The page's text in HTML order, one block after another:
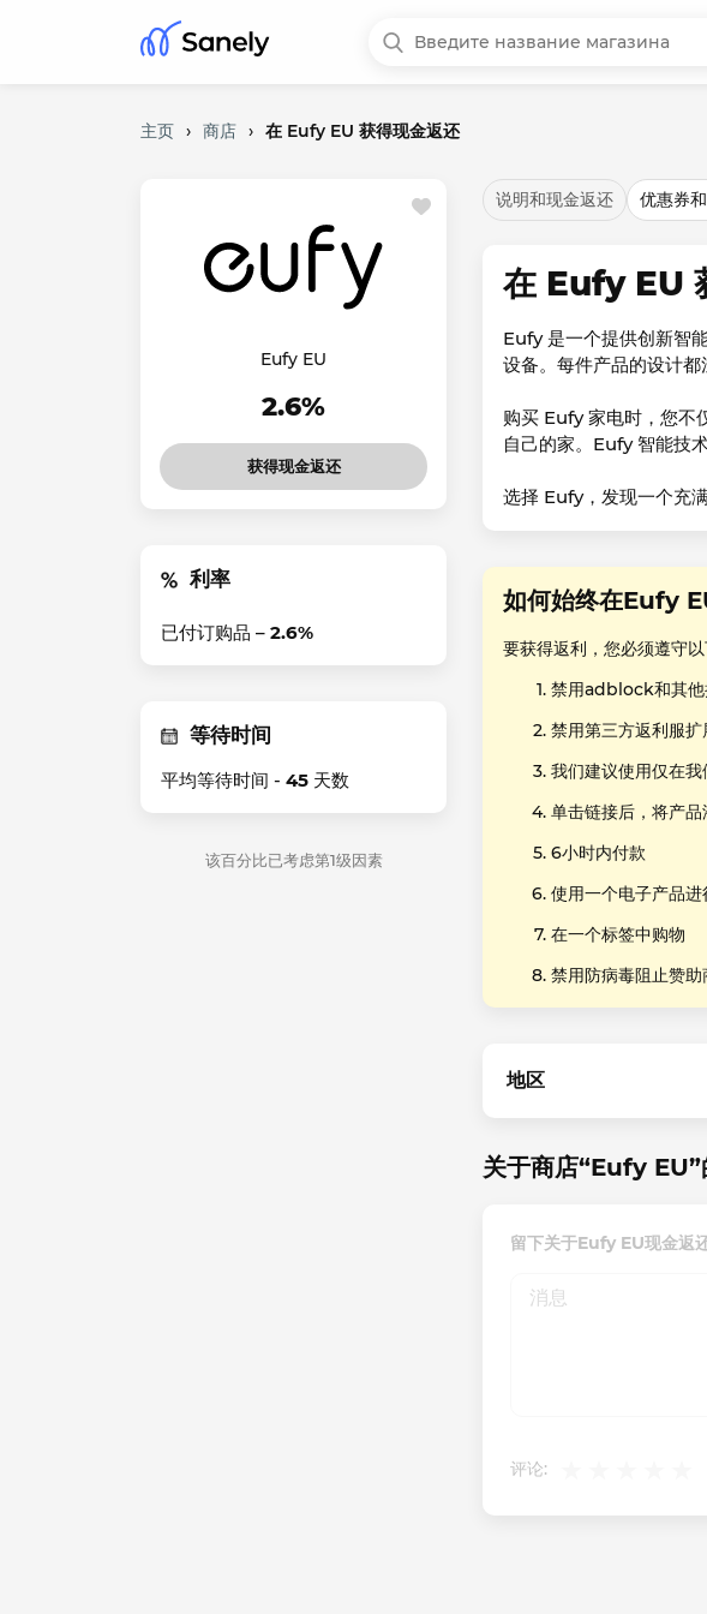
主页 › 商店 › 在 Eufy EU 获得现金返还
Eufy EU
2.6%
获得现金返还
利率
已付订购品 – 2.6%
等待时间
平均等待时间 - 45 天数
该百分比已考虑第1级因素
说明和现金返还 优惠券
在 Eufy EU
Eufy 是一个提供创新智
设备。每件产品的设计都
购买 Eufy 家电时，您不
自己的家。Eufy 智能技
选择 Eufy，发现一个充
如何始终在Eufy
要获得返利，您必须遵守
禁用adblock和其他
禁用第三方返利服扩
我们建议使用仅在
单击链接后，将产
6小时内付款
使用一个电子产品进
在一个标签中购物
禁用防病毒阻止赞助
地区
关于商店“Eufy EU”
留下关于Eufy EU现金返
评论: